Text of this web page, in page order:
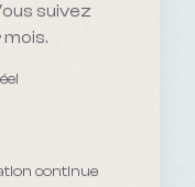
suivez
continue